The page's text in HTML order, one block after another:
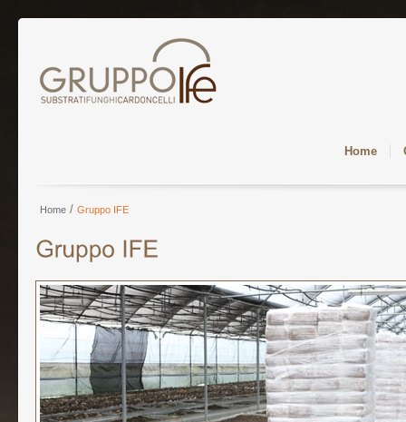
Home
Home / Gruppo IFE